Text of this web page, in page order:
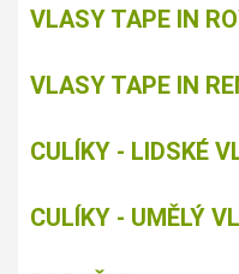
VLASY TAPE IN
VLASY TAPE IN
CULÍKY - LIDSKÉ
CULÍKY - UMĚLÝ